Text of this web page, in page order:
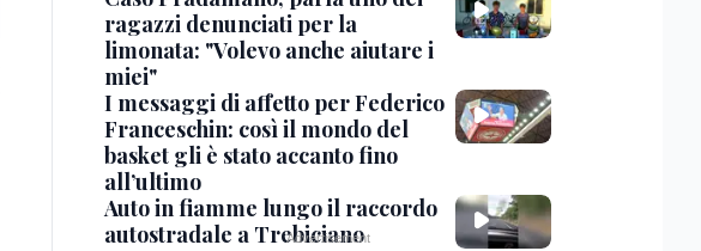
ragazzi denunciati per la
limonata: "Volevo anche aiutare i
miei"
I messaggi di affetto per Federico
Franceschin: così il mondo del
basket gli è stato accanto fino
all’ultimo
Auto in fiamme lungo il raccordo
autostradale a Trebiciano